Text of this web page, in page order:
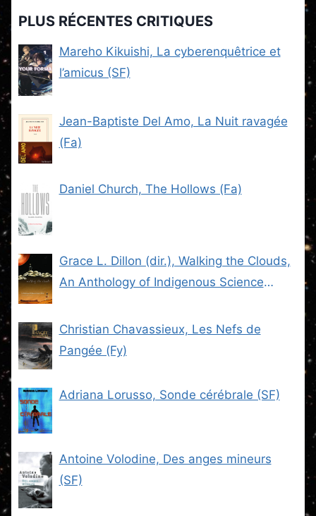
PLUS RÉCENTES CRITIQUES
Mareho Kikuishi, La cyberenquêtrice et
l’amicus (SF)
Jean-Baptiste Del Amo, La Nuit ravagée
(Fa)
Daniel Church, The Hollows (Fa)
Grace L. Dillon (dir.), Walking the Clouds,
An Anthology of Indigenous Science
Christian Chavassieux, Les Nefs de
Pangée (Fy)
Adriana Lorusso, Sonde cérébrale (SF)
Antoine Volodine, Des anges mineurs
(SF)